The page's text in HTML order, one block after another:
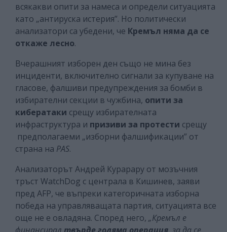
всякакви опити за намеса и определи ситуацията
като „антируска истерия”. Но политически
анализатори са убедени, че Кремъл няма да се
откаже лесно.
Вчерашният изборен ден също не мина без
инциденти, включително сигнали за купуване на
гласове, фалшиви предупреждения за бомби в
избирателни секции в чужбина, опити за
кибератаки срещу избирателната
инфраструктура и призиви за протести срещу
предполагаеми „изборни фалшификации” от
страна на PAS.
Анализаторът Андрей Курарару от мозъчния
тръст WatchDog с централа в Кишинев, заяви
пред AFP, че въпреки категоричната изборна
победа на управляващата партия, ситуацията все
още не е овладяна. Според него, „Кремъл е